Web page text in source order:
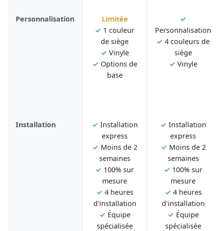
Personnalisation
Limitée
✓ 1 couleur
de siège
✓ Vinyle
✓ Options de
base
✓
Personnalisation
✓ 4 couleurs de
siège
✓ Vinyle
Installation ✓ Installation
express
✓ Moins de 2
semaines
✓ 100% sur
mesure
✓ 4 heures
d'installation
✓ Équipe
spécialisée
✓ Installation
express
✓ Moins de 2
semaines
✓ 100% sur
mesure
✓ 4 heures
d'installation
✓ Équipe
spécialisée